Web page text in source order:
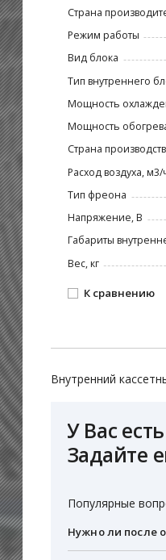
Страна
Режим работы
Вид блока
Тип внутреннего
Мощность
Мощность
Страна
Расход воздуха, м3/
Тип фреона
Напряжение, В
Габариты
Вес, кг
К сравнению
Внутренний
У Вас
Задайте
Популярные
Нужно ли после